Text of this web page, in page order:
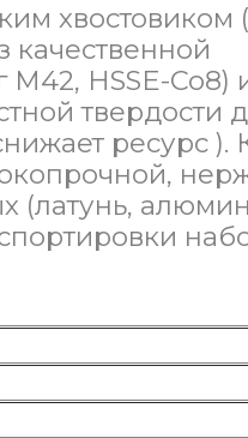
хвостовиком
качественной
HSSE-Co8)
твердости
ресурс ).
(латунь,